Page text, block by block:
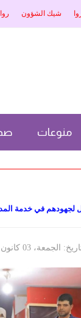
شيك الشؤون
منوعات
لجهودهم في خدمة
03 كانون1/ديسمبر 2021 11:01